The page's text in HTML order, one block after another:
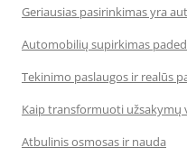
Geriausias pasirinkimas yra
Automobilių supirkimas
Tekinimo paslaugos ir realūs
Kaip transformuoti užsakymų
Atbulinis osmosas ir nauda